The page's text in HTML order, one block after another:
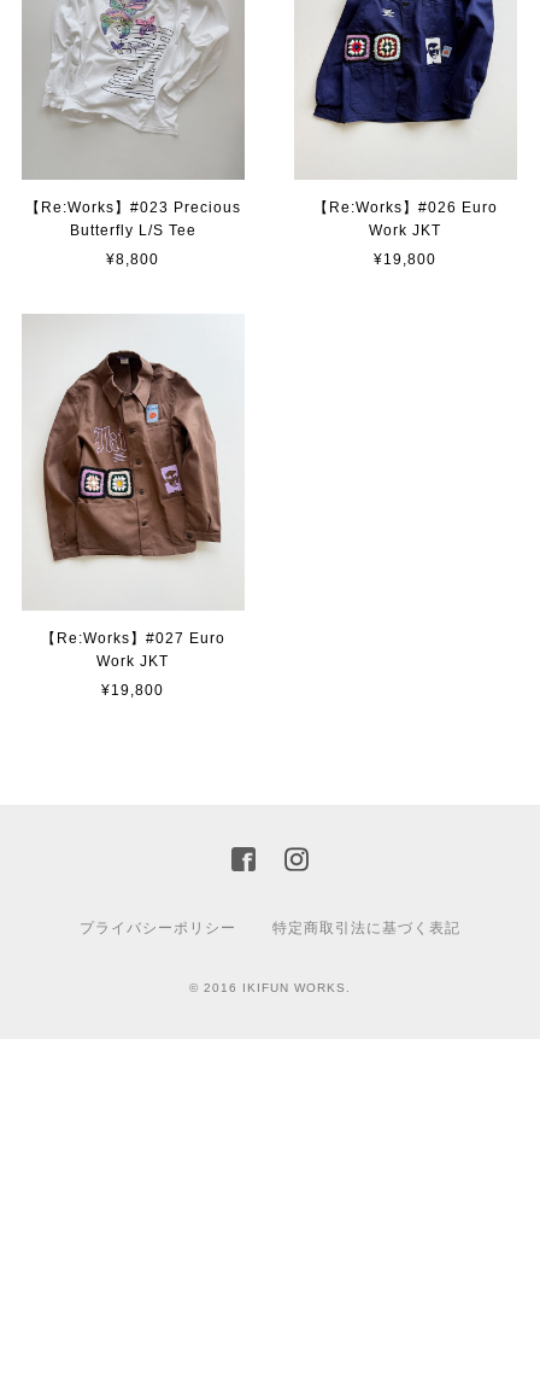
【Re:Works】#023 Precious
Butterfly L/S Tee
¥8,800
【Re:Works】#026 Euro
Work JKT
¥19,800
【Re:Works】#027 Euro
Work JKT
¥19,800
プライバシーポリシー 特定商取引法に基づく表記
© 2016 IKIFUN WORKS.